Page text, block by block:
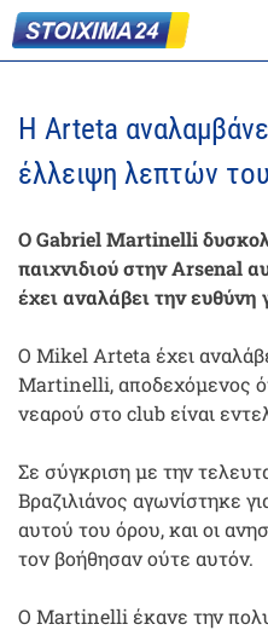
Η Arteta
έλλειψη λεπτών
Ο Gabriel Martinelli
παιχνιδιού στην Arsenal
έχει αναλάβει την ευθύνη
Ο Mikel Arteta έχει
Martinelli, αποδεχόμενος
νεαρού στο club είναι
Σε σύγκριση με την
Βραζιλιάνος αγωνίστηκε
αυτού του όρου, και οι
τον βοήθησαν ούτε αυτόν.
Ο Martinelli έκανε την